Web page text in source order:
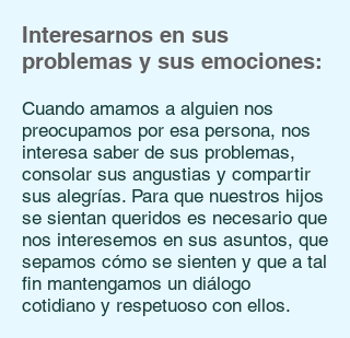
Interesarnos en sus
problemas y sus emociones:
Cuando amamos a alguien nos
preocupamos por esa persona, nos
interesa saber de sus problemas,
consolar sus angustias y compartir
sus alegrías. Para que nuestros hijos
se sientan queridos es necesario que
nos interesemos en sus asuntos, que
sepamos cómo se sienten y que a tal
fin mantengamos un diálogo
cotidiano y respetuoso con ellos.